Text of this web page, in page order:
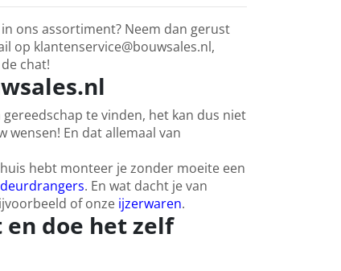
ons assortiment? Neem dan gerust
op klantenservice@bouwsales.nl,
chat!
te vinden, het kan dus niet
En dat allemaal van
hebt monteer je zonder moeite een
deurdrangers. En wat dacht je van
of onze ijzerwaren.
doe het zelf